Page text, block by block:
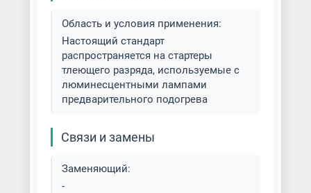
Область и условия применения:
Настоящий стандарт
распространяется на стартеры
тлеющего разряда, используемые с
люминесцентными лампами
предварительного подогрева
Связи и замены
Заменяющий:
-